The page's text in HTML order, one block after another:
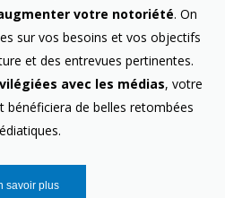
votre notoriété. On
sur vos besoins et vos objectifs
et des entrevues pertinentes.
avec les médias, votre
bénéficiera de belles retombées
savoir plus